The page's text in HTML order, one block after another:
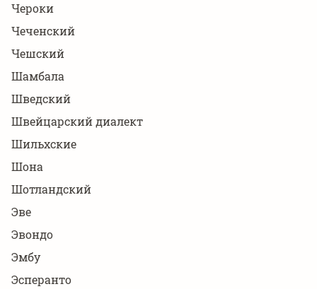
Чероки
Чеченский
Чешский
Шамбала
Шведский
Швейцарский диалект
Шильхские
Шона
Шотландский
Эве
Эвондо
Эмбу
Эсперанто